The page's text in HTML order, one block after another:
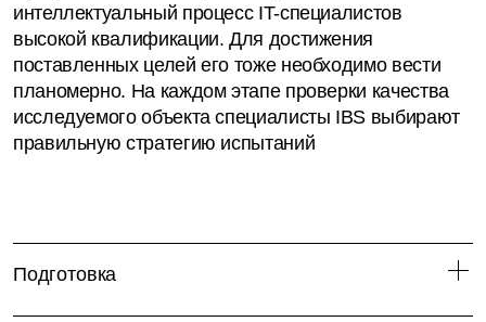
интеллектуальный процесс IT-специалистов
высокой квалификации. Для достижения
поставленных целей его тоже необходимо вести
планомерно. На каждом этапе проверки качества
исследуемого объекта специалисты IBS выбирают
правильную стратегию испытаний
Подготовка